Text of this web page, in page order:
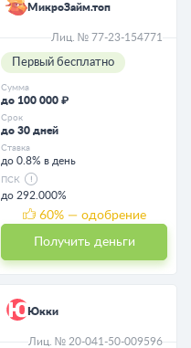
МикроЗайм.топ
Лиц. № 77-23-154771
Первый бесплатно
Сумма
до 100 000 ₽
Срок
до 30 дней
Ставка
до 0.8% в день
ПСК
до 292.000%
60% — одобрение
Получить деньги
Юкки
Лиц. № 20-041-50-009596